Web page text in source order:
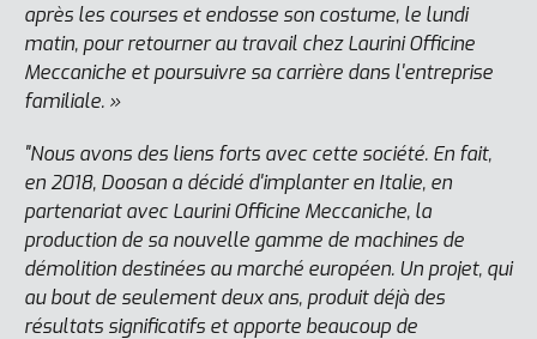
après les courses et endosse son costume, le lundi
matin, pour retourner au travail chez Laurini Officine
Meccaniche et poursuivre sa carrière dans l'entreprise
familiale. »
"Nous avons des liens forts avec cette société. En fait,
en 2018, Doosan a décidé d'implanter en Italie, en
partenariat avec Laurini Officine Meccaniche, la
production de sa nouvelle gamme de machines de
démolition destinées au marché européen. Un projet, qui
au bout de seulement deux ans, produit déjà des
résultats significatifs et apporte beaucoup de